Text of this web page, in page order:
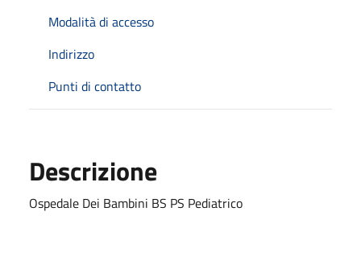
Modalità di accesso
Indirizzo
Punti di contatto
Descrizione
Ospedale Dei Bambini BS PS Pediatrico